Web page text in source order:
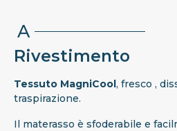
A
Rivestimento
Tessuto MagniCool, fresco ,
traspirazione.
Il materasso è sfoderabile e